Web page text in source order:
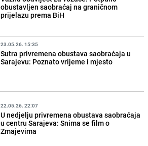
obustavljen saobraćaj na graničnom
prijelazu prema BiH
23.05.26. 15:35
Sutra privremena obustava saobraćaja u
Sarajevu: Poznato vrijeme i mjesto
22.05.26. 22:07
U nedjelju privremena obustava saobraćaja
u centru Sarajeva: Snima se film o
Zmajevima